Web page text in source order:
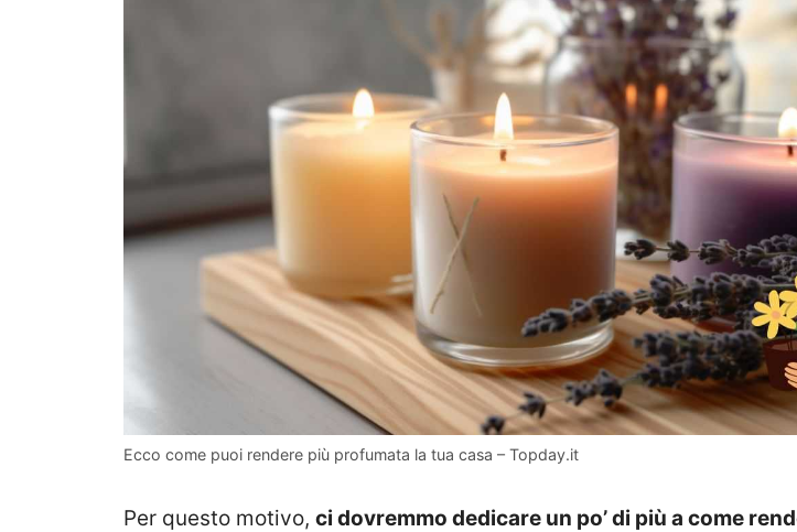
Ecco come puoi rendere più profumata la tua casa – Topday.it
Per questo motivo, ci dovremmo dedicare un po’ di più a come